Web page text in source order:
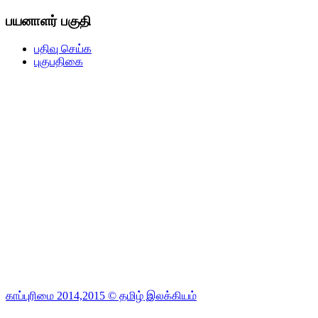
பயனாளர் பகுதி
பதிவு செய்க
புகுபதிகை
காப்புரிமை 2014,2015 © தமிழ் இலக்கியம்